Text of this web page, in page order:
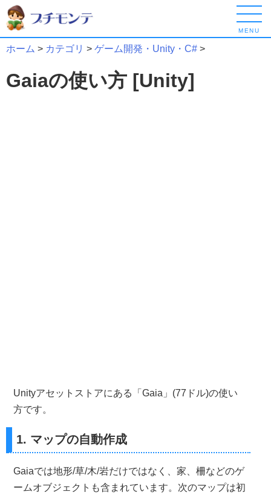
MENU
ホーム > カテゴリ > ゲーム開発・Unity・C# >
Gaiaの使い方 [Unity]
Unityアセットストアにある「Gaia」(77ドル)の使い
方です。
1. マップの自動作成
Gaiaでは地形/草/木/岩だけではなく、家、柵などのゲ
ームオブジェクトも含まれています。次のマップは初